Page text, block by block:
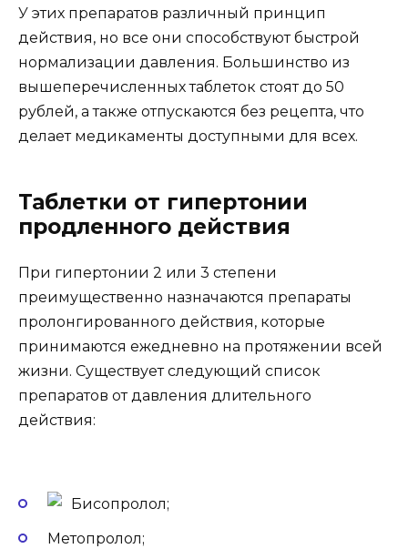
У этих препаратов различный принцип
действия, но все они способствуют быстрой
нормализации давления. Большинство из
вышеперечисленных таблеток стоят до 50
рублей, а также отпускаются без рецепта, что
делает медикаменты доступными для всех.
Таблетки от гипертонии
продленного действия
При гипертонии 2 или 3 степени
преимущественно назначаются препараты
пролонгированного действия, которые
принимаются ежедневно на протяжении всей
жизни. Существует следующий список
препаратов от давления длительного
действия:
Бисопролол;
Метопролол;